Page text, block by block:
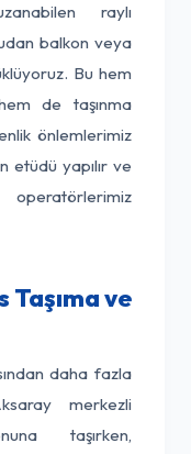
raylı
balkon veya
Bu hem
de taşınma
önlemlerimiz
etüdü yapılır ve
ve
daha fazla
merkezli
taşırken,